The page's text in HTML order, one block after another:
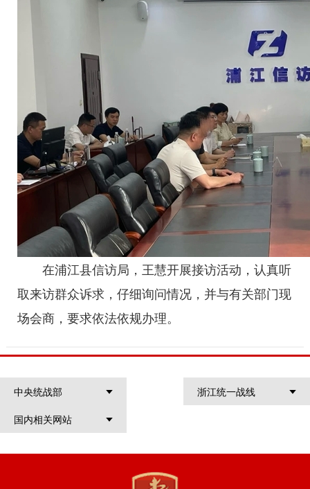
在浦江县信访局，王慧开展接访活动，认真听
取来访群众诉求，仔细询问情况，并与有关部门现
场会商，要求依法依规办理。
中央统战部
浙江统一战线
国内相关网站